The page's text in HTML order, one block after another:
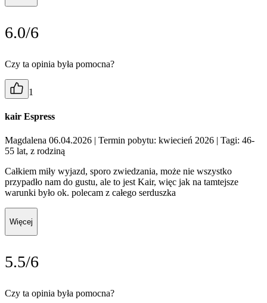
6.0/6
Czy ta opinia była pomocna?
1
kair Espress
Magdalena 06.04.2026 | Termin pobytu: kwiecień 2026 | Tagi: 46-
55 lat, z rodziną
Całkiem miły wyjazd, sporo zwiedzania, może nie wszystko
przypadło nam do gustu, ale to jest Kair, więc jak na tamtejsze
warunki było ok. polecam z całego serduszka
Więcej
5.5/6
Czy ta opinia była pomocna?